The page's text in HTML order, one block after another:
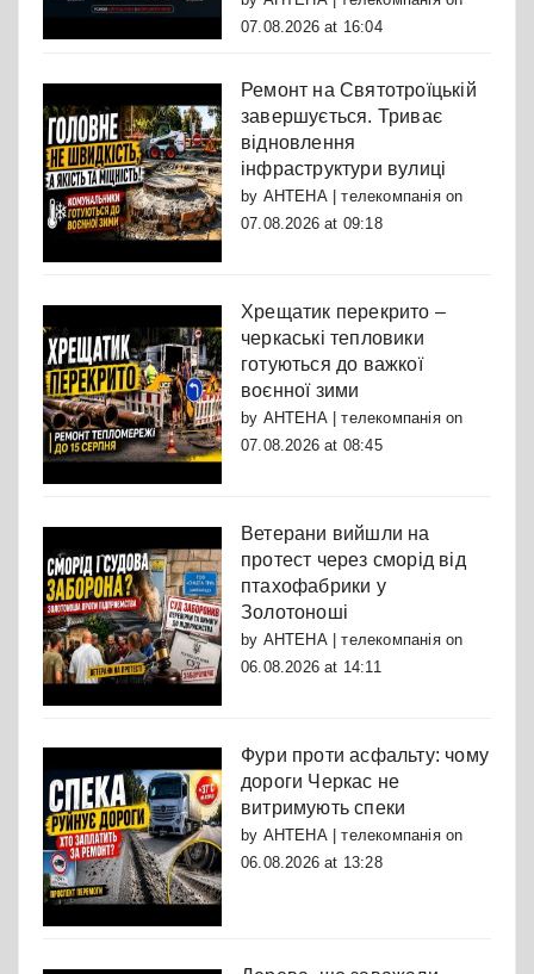
07.08.2026 at 16:04
Ремонт на Святотроїцькій
завершується. Триває
відновлення
інфраструктури вулиці
by АНТЕНА | телекомпаніяon
07.08.2026 at 09:18
Хрещатик перекрито –
черкаські тепловики
готуються до важкої
воєнної зими
by АНТЕНА | телекомпаніяon
07.08.2026 at 08:45
Ветерани вийшли на
протест через сморід від
птахофабрики у
Золотоноші
by АНТЕНА | телекомпаніяon
06.08.2026 at 14:11
Фури проти асфальту: чому
дороги Черкас не
витримують спеки
by АНТЕНА | телекомпаніяon
06.08.2026 at 13:28